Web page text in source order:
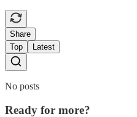
Share
Top
Latest
No posts
Ready for more?